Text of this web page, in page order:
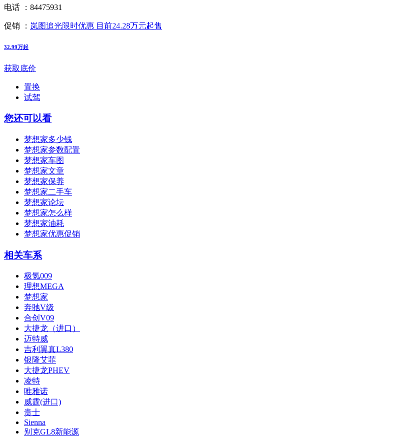
电话 ： 84475931
促销 ： 岚图追光限时优惠 目前24.28万元起售
32.99万起
获取底价
置换
试驾
您还可以看
梦想家多少钱
梦想家参数配置
梦想家车图
梦想家文章
梦想家保养
梦想家二手车
梦想家论坛
梦想家怎么样
梦想家油耗
梦想家优惠促销
相关车系
极氪009
理想MEGA
梦想家
奔驰V级
合创V09
大捷龙（进口）
迈特威
吉利翼真L380
银隆艾菲
大捷龙PHEV
凌特
唯雅诺
威霆(进口)
贵士
Sienna
别克GL8新能源